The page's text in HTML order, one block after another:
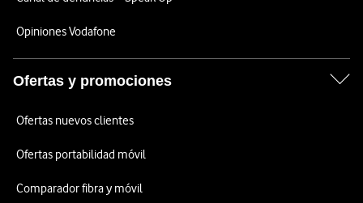
Opiniones Vodafone
Ofertas y promociones
Ofertas nuevos clientes
Ofertas portabilidad móvil
Comparador fibra y móvil